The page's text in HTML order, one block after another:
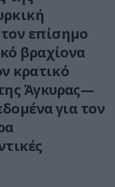
επίσημο
βραχίονα
κρατικό
Άγκυρας—
για τον